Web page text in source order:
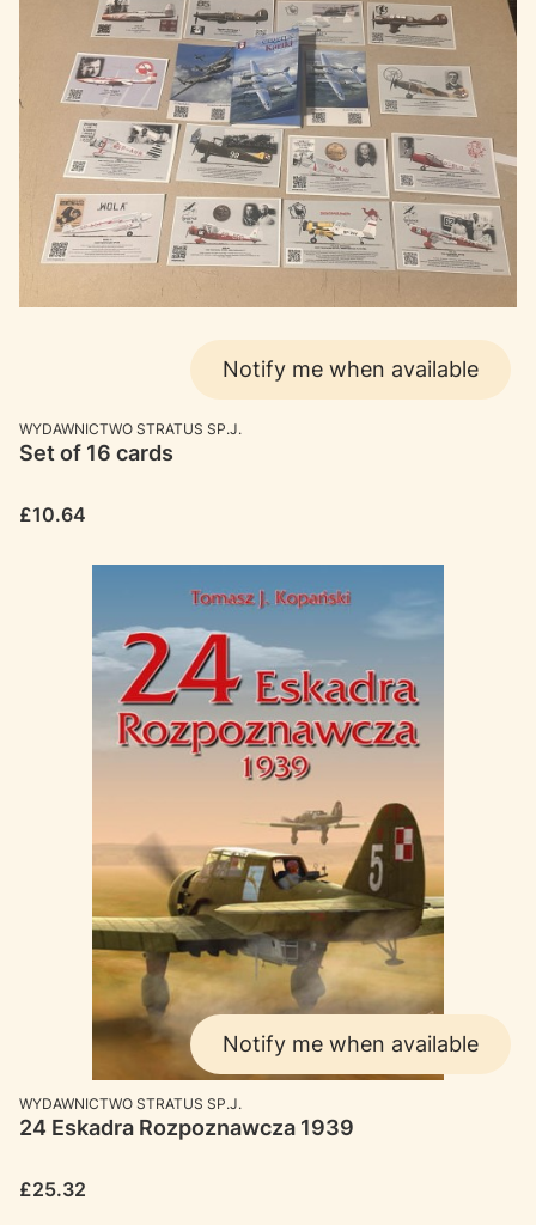
Notify me when available
MANUFACTURER
WYDAWNICTWO STRATUS SP.J.
Set of 16 cards
Price
£10.64
Notify me when available
MANUFACTURER
WYDAWNICTWO STRATUS SP.J.
24 Eskadra Rozpoznawcza 1939
Price
£25.32